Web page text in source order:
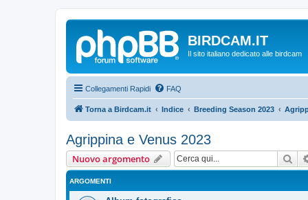
BIRDCAM.IT
Il sito italiano dedicato alle birdcam
Collegamenti Rapidi FAQ
Torna a Birdcam.it Indice Breeding Season 2023
Agrippina e Venus 2023
Nuovo argomento
ARGOMENTI